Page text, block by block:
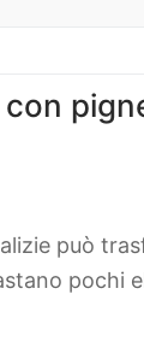
può
pochi